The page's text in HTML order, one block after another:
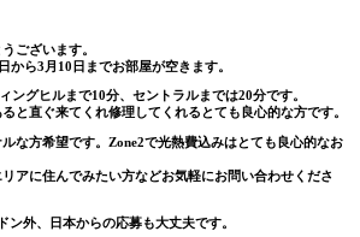
ございます。
から3月10日までお部屋が空きます。
ングヒルまで10分、セントラルまでは20分です。
と直ぐ来てくれ修理してくれるとても良心的な方です。
な方希望です。Zone2で光熱費込みはとても良心的なお
アに住んでみたい方などお気軽にお問い合わせくださ
ン外、日本からの応募も大丈夫です。